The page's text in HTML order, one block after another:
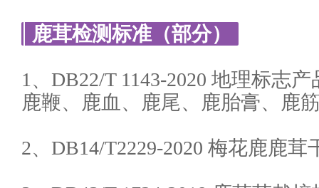
鹿茸检测标准（部分）
1、DB22/T 1143-2020 地理标志
鹿鞭、鹿血、鹿尾、鹿胎膏、鹿
2、DB14/T2229-2020 梅花鹿鹿